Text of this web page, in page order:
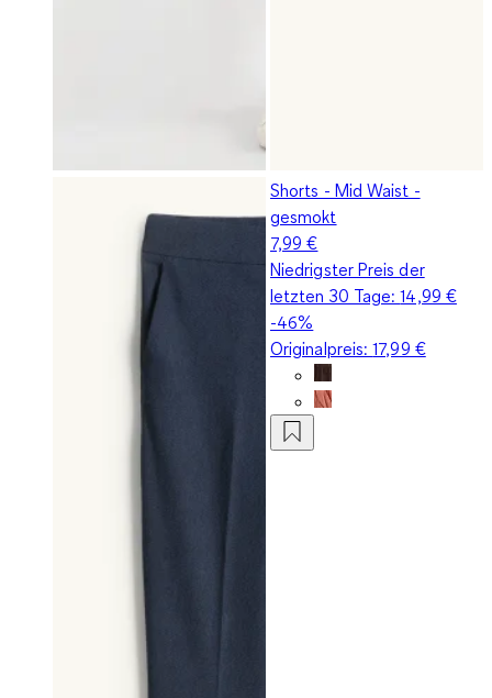
Shorts - Mid Waist -
gesmokt
7,99 €
Niedrigster Preis der
letzten 30 Tage:14,99 €
-46%
Originalpreis:17,99 €